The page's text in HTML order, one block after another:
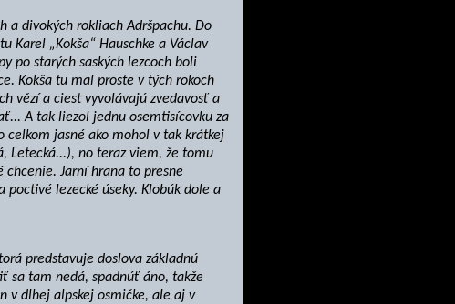
a divokých rokliach Adršpachu. Do
Karel „Kokša“ Hauschke a Václav
po starých saských lezcoch boli
Kokša tu mal proste v tých rokoch
vězí a ciest vyvolávajú zvedavosť a
A tak liezol jednu osemtisícovku za
jasné ako mohol v tak krátkej
Letecká...), no teraz viem, že tomu
chcenie. Jarní hrana to presne
lezecké úseky. Klobúk dole a
predstavuje doslova základnú
sa tam nedá, spadnúť áno, takže
v dlhej alpskej osmičke, ale aj v